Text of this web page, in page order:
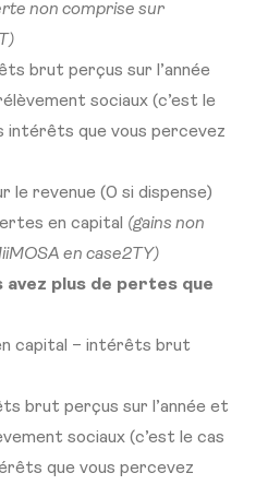
non comprise sur
brut perçus sur l’année
sociaux (c’est le
intérêts que vous percevez
le revenue (0 si dispense)
en capital (gains non
en case2TY)
avez plus de pertes que
capital – intérêts brut
brut perçus sur l’année et
sociaux (c’est le cas
que vous percevez